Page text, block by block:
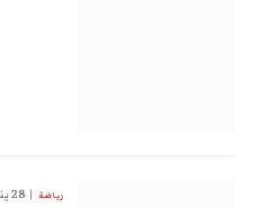
رياضة 28 يناير، 2024